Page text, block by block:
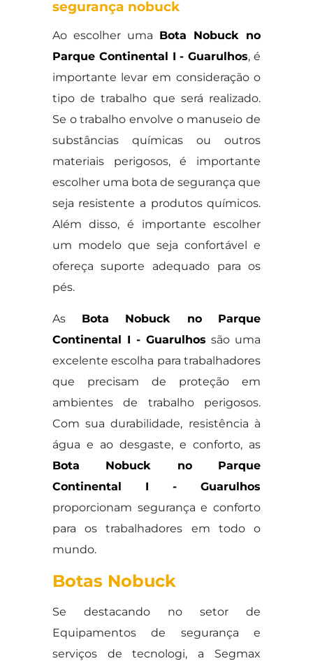
segurança nobuck
Ao escolher uma Bota Nobuck no
Parque Continental I - Guarulhos, é
importante levar em consideração o
tipo de trabalho que será realizado.
Se o trabalho envolve o manuseio de
substâncias químicas ou outros
materiais perigosos, é importante
escolher uma bota de segurança que
seja resistente a produtos químicos.
Além disso, é importante escolher
um modelo que seja confortável e
ofereça suporte adequado para os
pés.
AsBota Nobuck no Parque
Continental I - Guarulhos são uma
excelente escolha para trabalhadores
que precisam de proteção em
ambientes de trabalho perigosos.
Com sua durabilidade, resistência à
água e ao desgaste, e conforto, as
Bota Nobuck no Parque
Continental I - Guarulhos
proporcionam segurança e conforto
para os trabalhadores em todo o
mundo.
Botas Nobuck
Se destacando no setor de
Equipamentos de segurança e
serviços de tecnologi, a Segmax